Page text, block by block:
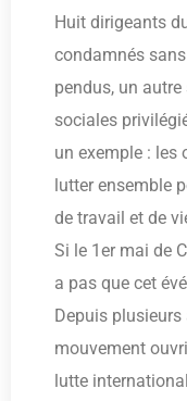
Huit dirigeants
condamnés
pendus, un
sociales
un exemple : les
lutter ensemble
de travail et de
Si le 1er mai de
a pas que cet
Depuis
mouvement
lutte